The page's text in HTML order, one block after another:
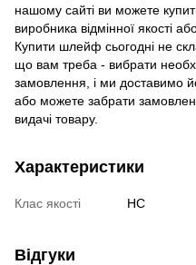
нашому сайті ви можете
виробника відмінної якості
Купити шлейф сьогодні не
що вам треба - вибрати
замовлення, і ми доставимо
або можете забрати
видачі товару.
Характеристики
Клас якості HC
Відгуки